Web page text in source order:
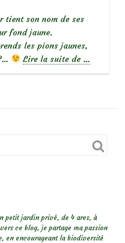
tient son nom de ses
fond jaune.
les pions jaunes,
Lire la suite de
Dames?
coccinelle
…
petit jardin privé, de 4 ares, à
ce blog, je partage ma passion
en encourageant la biodiversité